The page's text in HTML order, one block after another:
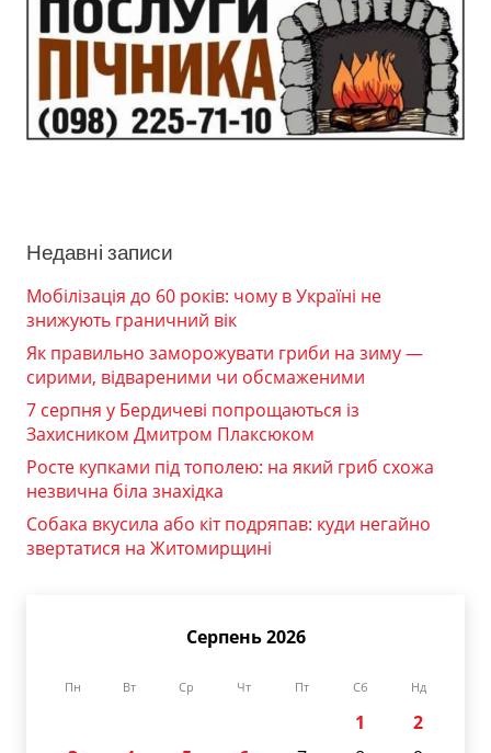
Недавні записи
Мобілізація до 60 років: чому в Україні не
знижують граничний вік
Як правильно заморожувати гриби на зиму —
сирими, відвареними чи обсмаженими
7 серпня у Бердичеві попрощаються із
Захисником Дмитром Плаксюком
Росте купками під тополею: на який гриб схожа
незвична біла знахідка
Собака вкусила або кіт подряпав: куди негайно
звертатися на Житомирщині
Серпень 2026
Пн Вт Ср Чт Пт Сб Нд
1
2